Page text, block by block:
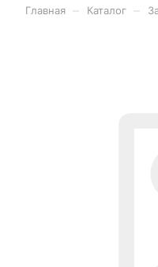
Главная Каталог